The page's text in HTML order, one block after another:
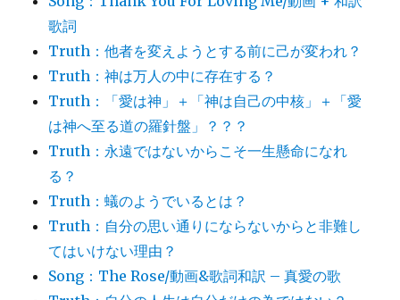
歌詞
Truth：他者を変えようとする前に己が変われ？
Truth：神は万人の中に存在する？
Truth：「愛は神」＋「神は自己の中核」＋「愛
は神へ至る道の羅針盤」？？？
Truth：永遠ではないからこそ一生懸命になれ
る？
Truth：蟻のようでいるとは？
Truth：自分の思い通りにならないからと非難し
てはいけない理由？
Song：The Rose/動画&歌詞和訳 – 真愛の歌